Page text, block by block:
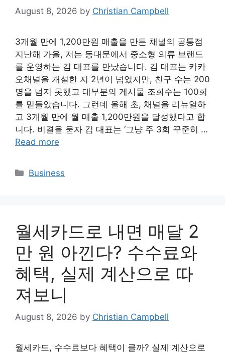
August 8, 2026 by Christian Campbell
3개월 만에 1,200만원 매출을 만든 채널의 공통점
지난해 가을, 저는 동대문에서 중소형 의류 브랜드
를 운영하는 김 대표를 만났습니다. 김 대표는 카카
오채널을 개설한 지 2년이 넘었지만, 친구 수는 200
명을 넘지 못했고 대부분의 게시물 조회수는 100회
를 밑돌았습니다. 그런데 올해 초, 채널을 리뉴얼하
고 3개월 만에 월 매출 1,200만원을 달성했다고 합
니다. 비결을 묻자 김 대표는 ‘그냥 주 3회 꾸준히 …
Read more
Categories
Business
월세카드로 내면 매달 2
만 원 아낀다? 수수료와
혜택, 실제 계산으로 따
져보니
August 8, 2026 by Christian Campbell
월세카드, 수수료보다 혜택이 클까? 실제 계산으로